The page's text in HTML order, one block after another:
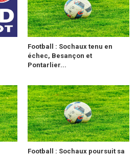
Football : Sochaux tenu en
échec, Besançon et
Pontarlier...
Football : Sochaux poursuit sa